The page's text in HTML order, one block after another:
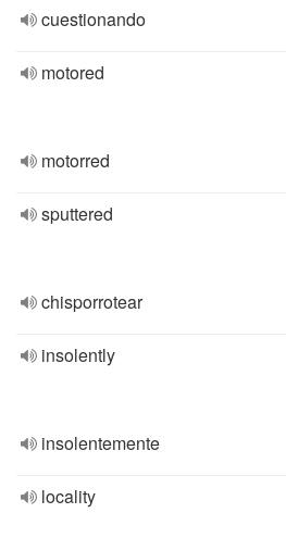
cuestionando
motored
motorred
sputtered
chisporrotear
insolently
insolentemente
locality